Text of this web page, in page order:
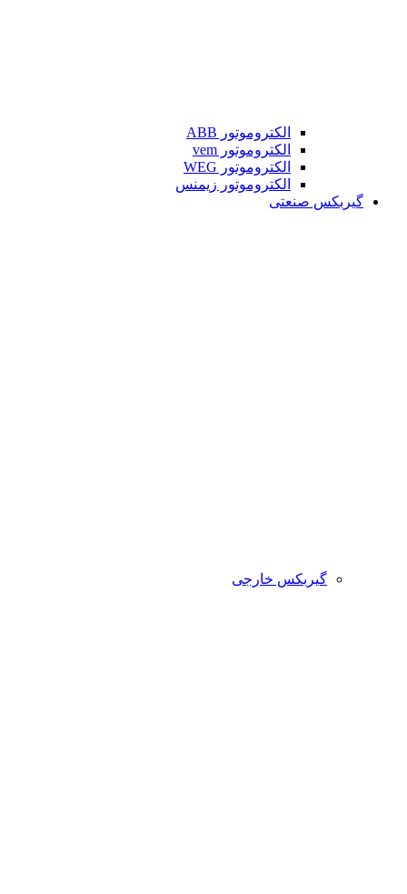
الکتروموتور ABB
الکتروموتور vem
الکتروموتور WEG
الکتروموتور زیمنس
گیربکس صنعتی
گیربکس خارجی